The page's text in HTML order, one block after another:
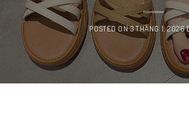
POSTED ON3 THÁNG 1, 2026